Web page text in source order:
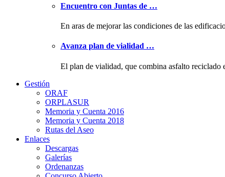
Encuentro con Juntas de …
En aras de mejorar las condiciones de las
Avanza plan de vialidad …
El plan de vialidad, que combina asfalto
Gestión
ORAF
ORPLASUR
Memoria y Cuenta 2016
Memoria y Cuenta 2018
Rutas del Aseo
Enlaces
Descargas
Galerías
Ordenanzas